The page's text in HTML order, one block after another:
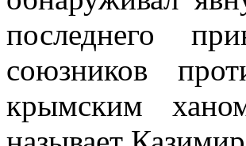
последнего
союзников
крымским